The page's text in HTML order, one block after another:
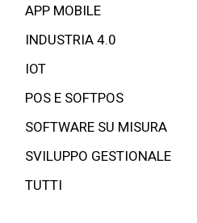
APP MOBILE
INDUSTRIA 4.0
IOT
POS E SOFTPOS
SOFTWARE SU MISURA
SVILUPPO GESTIONALE
TUTTI